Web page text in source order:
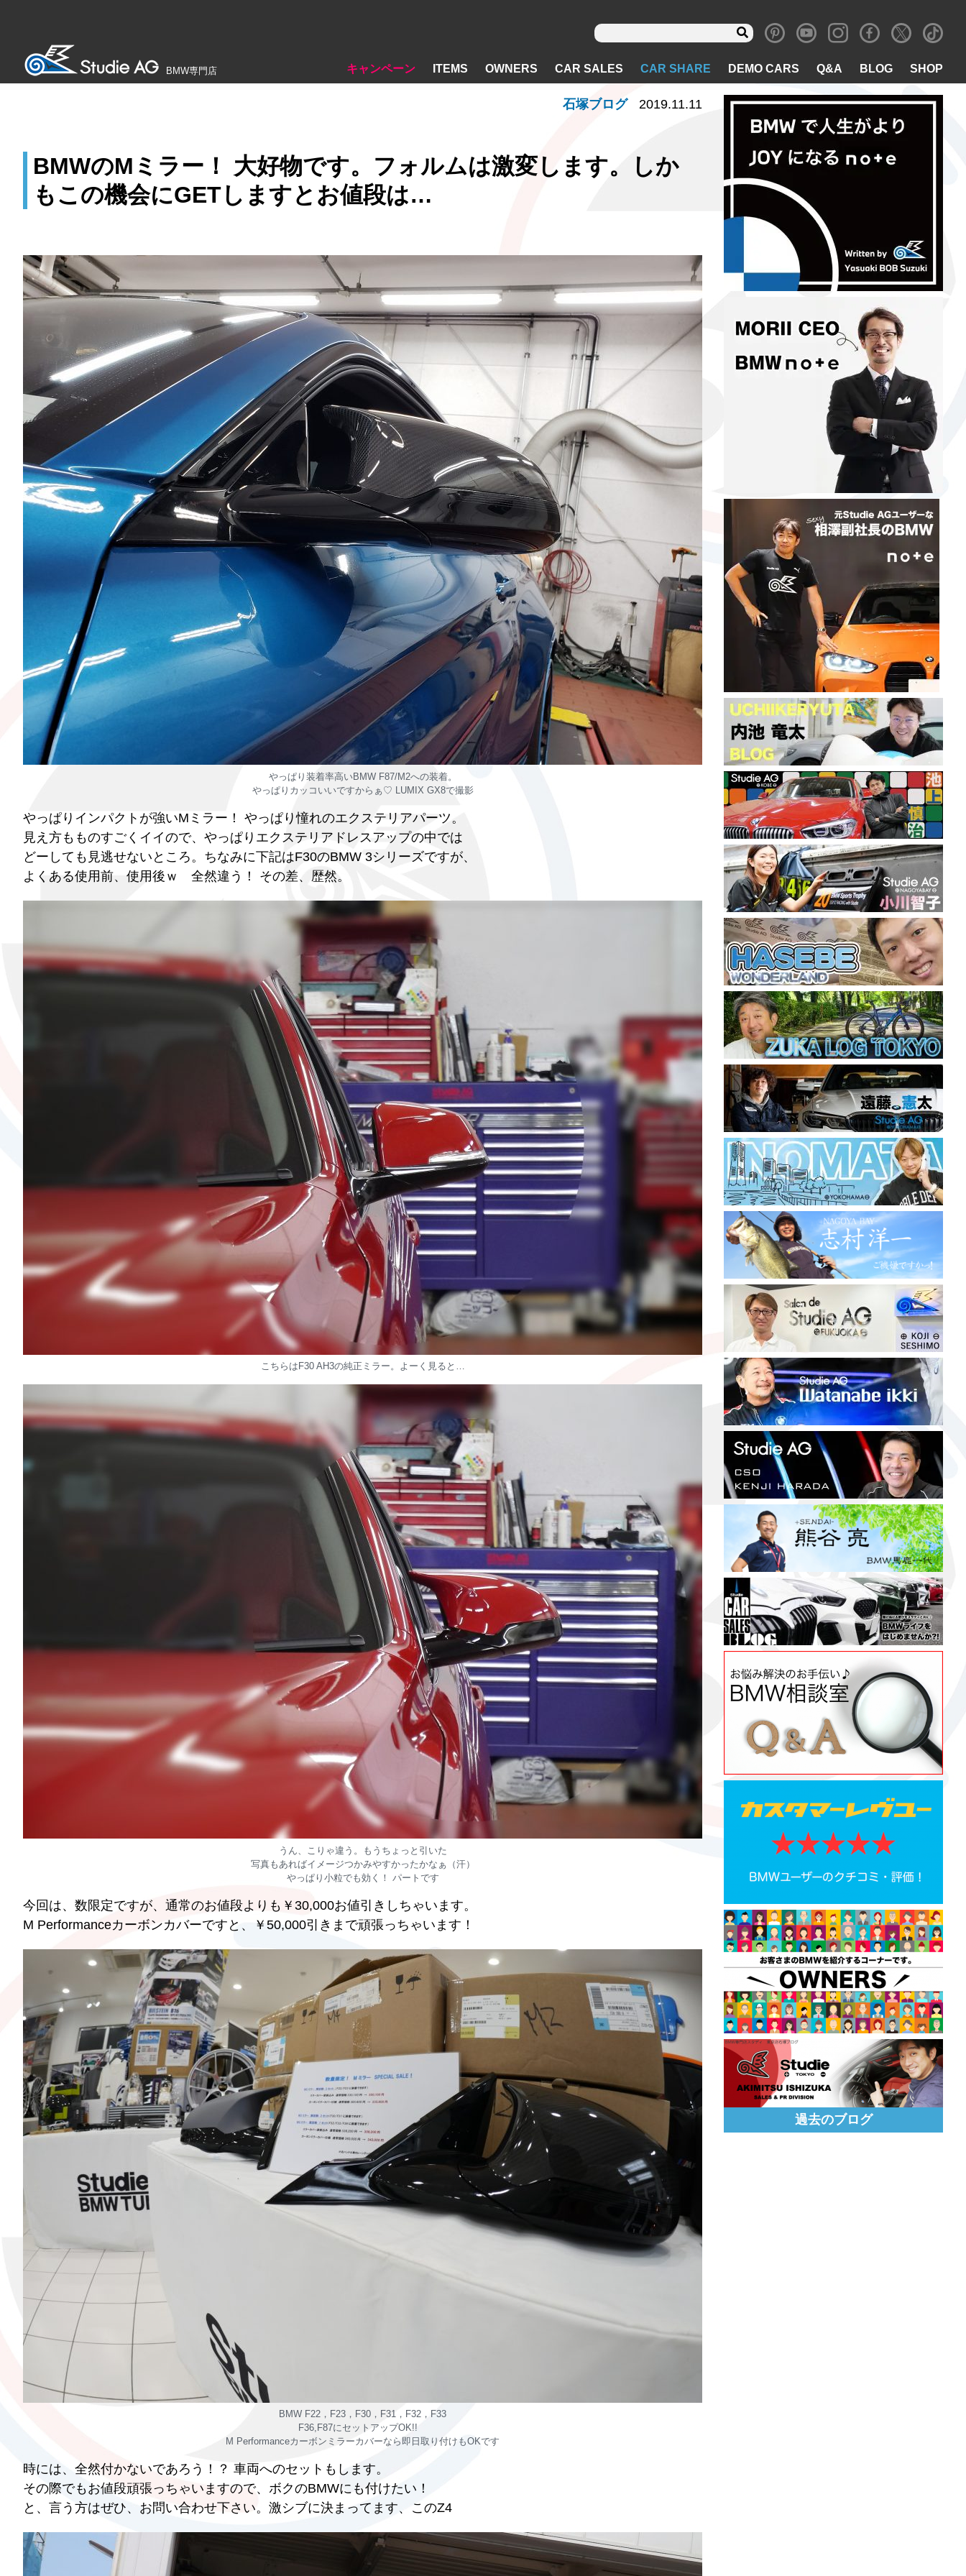
BMW専門店 キャンペーン ITEMS OWNERS CAR SALES CAR SHARE DEMO CARS Q&A BLOG SHOP
BMWのMミラー！ 大好物です。フォルムは激変します。しか
もこの機会にGETしますとお値段は…
石塚ブログ 2019.11.11
やっぱり装着率高いBMW F87/M2への装着。
やっぱりカッコいいですからぁ♡ LUMIX GX8で撮影
やっぱりインパクトが強いMミラー！ やっぱり憧れのエクステリアパーツ。
見え方もものすごくイイので、やっぱりエクステリアドレスアップの中では
どーしても見逃せないところ。ちなみに下記はF30のBMW 3シリーズですが、
よくある使用前、使用後ｗ 全然違う！ その差、歴然。
こちらはF30 AH3の純正ミラー。よーく見ると…
うん、こりゃ違う。もうちょっと引いた
写真もあればイメージつかみやすかったかなぁ（汗）
やっぱり小粒でも効く！ パートです
今回は、数限定ですが、通常のお値段よりも￥30,000お値引きしちゃいます。
M Performanceカーボンカバーですと、￥50,000引きまで頑張っちゃいます！
BMW F22，F23，F30，F31，F32，F33
F36,F87にセットアップOK!!
M Performanceカーボンミラーカバーなら即日取り付けもOKです
時には、全然付かないであろう！？ 車両へのセットもします。
その際でもお値段頑張っちゃいますので、ボクのBMWにも付けたい！
と、言う方はぜひ、お問い合わせ下さい。激シブに決まってます、このZ4
過去のブログ